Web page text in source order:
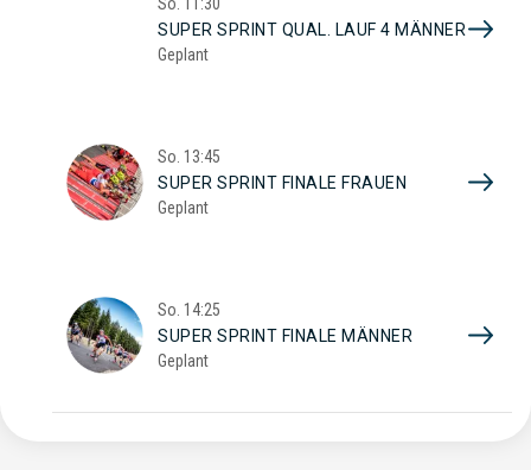
SUPER SPRINT QUAL. LAUF 4 MÄNNER
Geplant
So. 13:45
SUPER SPRINT FINALE FRAUEN
Geplant
So. 14:25
SUPER SPRINT FINALE MÄNNER
Geplant